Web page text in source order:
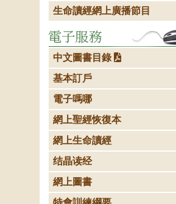
生命讀經網上廣播節目
中文圖書目錄
基本訂戶
電子嗎哪
網上聖經恢復本
網上生命讀經
结晶读经
網上圖書